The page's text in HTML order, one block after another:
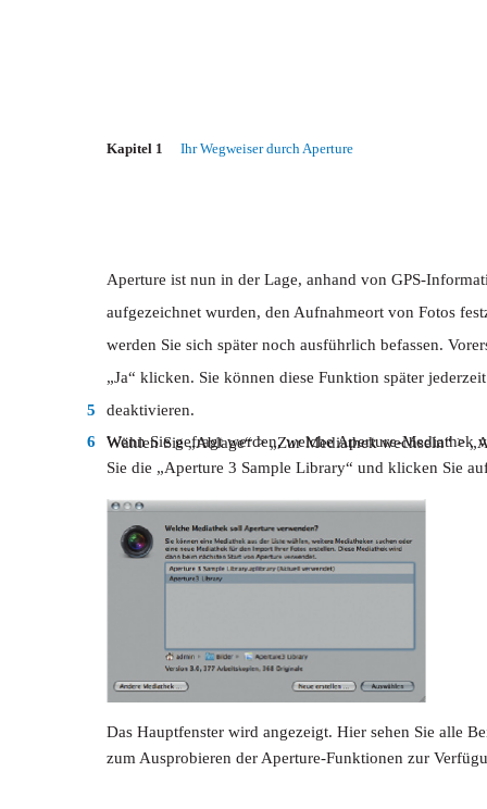
Kapitel 1 Ihr Wegweiser durch Aperture
Aperture ist nun in der Lage, anhand von GPS-
aufgezeichnet wurden, den Aufnahmeort von Fotos
werden Sie sich später noch ausführlich befassen.
„Ja“ klicken. Sie können diese Funktion später
deaktivieren.
Wählen Sie „Ablage“ > „Zur Mediathek wechseln“ >
5
Wenn Sie gefragt werden, welche Aperture-Mediathek
6
Sie die „Aperture 3 Sample Library“ und klicken Sie
Das Hauptfenster wird angezeigt. Hier sehen Sie alle
zum Ausprobieren der Aperture-Funktionen zur